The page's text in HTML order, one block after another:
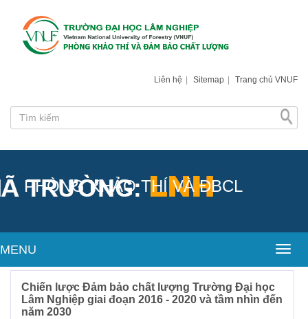
Liên hệ Sitemap Trang chủ VNUF
PHÒNG KHẢO THÍ VÀ ĐBCL
MENU
Chiến lược Đảm bảo chất lượng Trường Đại học
Lâm Nghiệp giai đoạn 2016 - 2020 và tầm nhìn đến
năm 2030